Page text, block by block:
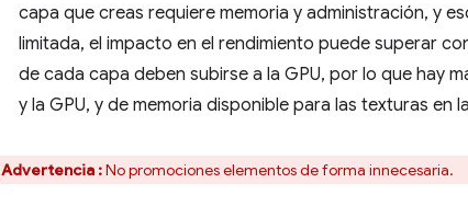
capa que creas requiere memoria y administración, y
limitada, el impacto en el rendimiento puede superar
de cada capa deben subirse a la GPU, por lo que hay
y la GPU, y de memoria disponible para las texturas en
Advertencia :No promociones elementos de forma innecesaria.